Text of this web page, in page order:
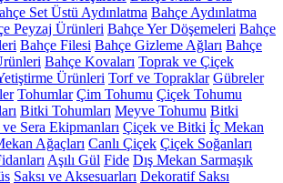
Set Üstü Aydınlatma Bahçe Aydınlatma
Peyzaj Ürünleri Bahçe Yer Döşemeleri Bahçe
Bahçe Filesi Bahçe Gizleme Ağları Bahçe
Bahçe Kovaları Toprak ve Çiçek
Ürünleri Torf ve Topraklar Gübreler
Tohumlar Çim Tohumu Çiçek Tohumu
Bitki Tohumları Meyve Tohumu Bitki
ve Sera Ekipmanları Çiçek ve Bitki İç Mekan
Ağaçları Canlı Çiçek Çiçek Soğanları
Aşılı Gül Fide Dış Mekan Sarmaşık
Saksı ve Aksesuarları Dekoratif Saksı